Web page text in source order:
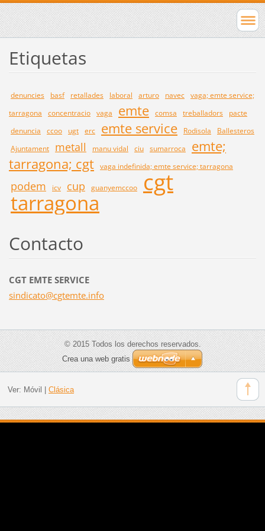
Etiquetas
denuncies basf retallades laboral arturo navec vaga; emte service;
tarragona
concentracio vaga emte comsa treballadors
pacte
denuncia
ccoo ugt erc emte service Rodisola
Ballesteros
Ajuntament
metall manu vidal ciu sumarroca
emte;
tarragona; cgt vaga indefinida; emte service; tarragona
podem icv cup guanyemccoo cgt
tarragona
Contacto
CGT EMTE SERVICE
sindicato@cgtemte.info
© 2015 Todos los derechos reservados.
Crea una web gratis
Ver: Móvil Clásica